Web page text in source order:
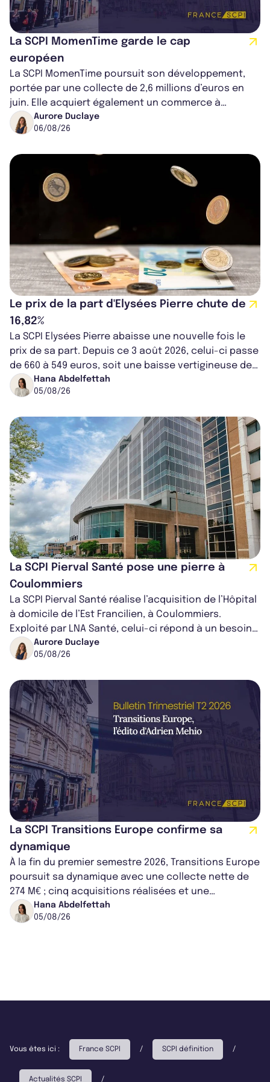
La SCPI MomenTime garde le cap
européen
La SCPI MomenTime poursuit son développement,
portée par une collecte de 2,6 millions d’euros en
juin. Elle acquiert également un commerce à
Worcester, place une plateforme logisti...
Aurore Duclaye
06/08/26
Le prix de la part d'Elysées Pierre chute de
16,82%
La SCPI Elysées Pierre abaisse une nouvelle fois le
prix de sa part. Depuis ce 3 août 2026, celui-ci passe
de 660 à 549 euros, soit une baisse vertigineuse de
16,82%. Cette nouvell...
Hana Abdelfettah
05/08/26
La SCPI Pierval Santé pose une pierre à
Coulommiers
La SCPI Pierval Santé réalise l’acquisition de l’Hôpital
à domicile de l’Est Francilien, à Coulommiers.
Exploité par LNA Santé, celui-ci répond à un besoin
médical croissant, qui s...
Aurore Duclaye
05/08/26
La SCPI Transitions Europe confirme sa
dynamique
À la fin du premier semestre 2026, Transitions Europe
poursuit sa dynamique avec une collecte nette de
274 M€ ; cinq acquisitions réalisées et une
capitalisation portée à 1,38 Md€....
Hana Abdelfettah
05/08/26
Vous êtes ici : France SCPI / SCPI définition /
Actualités SCPI /